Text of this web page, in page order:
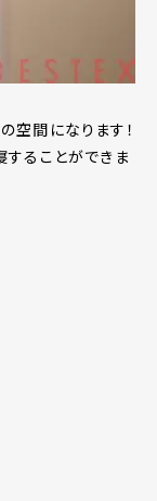
空間になります！
することができま